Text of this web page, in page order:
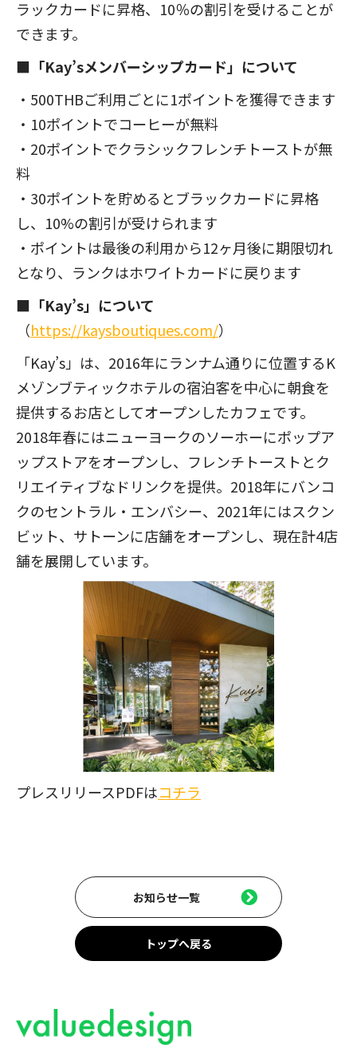
ラックカードに昇格、10％の割引を受けることが
できます。
■「Kay’sメンバーシップカード」について
・500THBご利用ごとに1ポイントを獲得できます
・10ポイントでコーヒーが無料
・20ポイントでクラシックフレンチトーストが無
料
・30ポイントを貯めるとブラックカードに昇格
し、10%の割引が受けられます
・ポイントは最後の利用から12ヶ月後に期限切れ
となり、ランクはホワイトカードに戻ります
■「Kay’s」について
（https://kaysboutiques.com/）
「Kay’s」は、2016年にランナム通りに位置するK
メゾンブティックホテルの宿泊客を中心に朝食を
提供するお店としてオープンしたカフェです。
2018年春にはニューヨークのソーホーにポップア
ップストアをオープンし、フレンチトーストとク
リエイティブなドリンクを提供。2018年にバンコ
クのセントラル・エンバシー、2021年にはスクン
ビット、サトーンに店舗をオープンし、現在計4店
舗を展開しています。
プレスリリースPDFはコチラ
お知らせ一覧
トップへ戻る